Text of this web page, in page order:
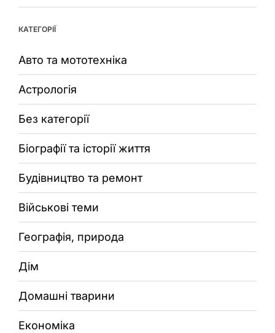
КАТЕГОРІЇ
Авто та мототехніка
Астрологія
Без категорії
Біографії та історії життя
Будівництво та ремонт
Військові теми
Географія, природа
Дім
Домашні тварини
Економіка